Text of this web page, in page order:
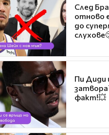
След
отново
до
Пи Диди
факт!💥